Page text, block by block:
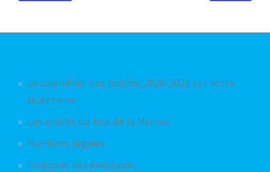
Le calendrier des matchs 2020-2021 sur votre
téléphone
Les chants du kop de la Meinau
Mentions légales
Podcasts des émissions